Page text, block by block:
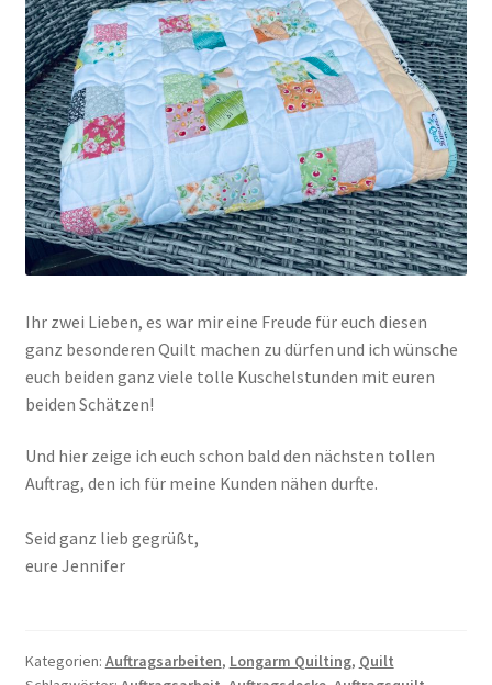
Ihr zwei Lieben, es war mir eine Freude für euch diesen
ganz besonderen Quilt machen zu dürfen und ich wünsche
euch beiden ganz viele tolle Kuschelstunden mit euren
beiden Schätzen!
Und hier zeige ich euch schon bald den nächsten tollen
Auftrag, den ich für meine Kunden nähen durfte.
Seid ganz lieb gegrüßt,
eure Jennifer
Kategorien: Auftragsarbeiten, Longarm Quilting, Quilt